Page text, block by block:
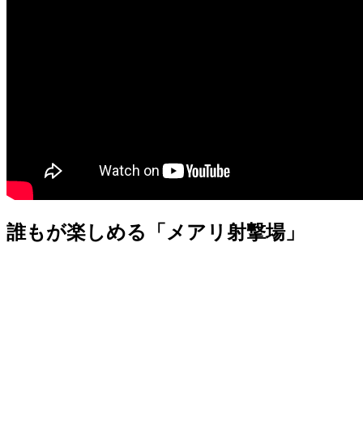
誰もが楽しめる「メアリ射撃場」